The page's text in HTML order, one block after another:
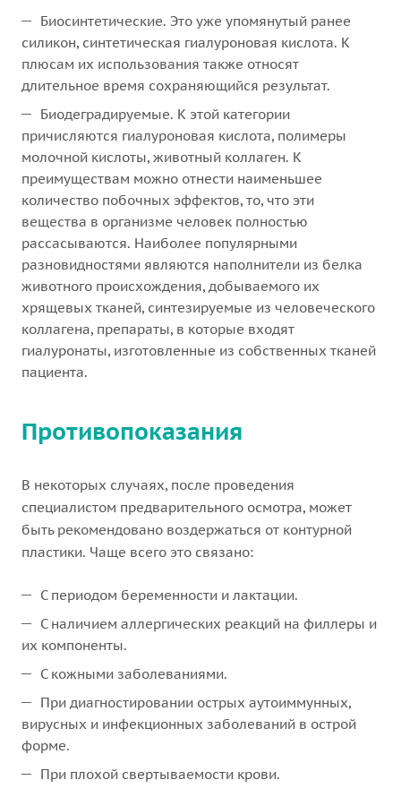
Биосинтетические. Это уже упомянутый ранее
силикон, синтетическая гиалуроновая кислота. К
плюсам их использования также относят
длительное время сохраняющийся результат.
Биодеградируемые. К этой категории
причисляются гиалуроновая кислота, полимеры
молочной кислоты, животный коллаген. К
преимуществам можно отнести наименьшее
количество побочных эффектов, то, что эти
вещества в организме человек полностью
рассасываются. Наиболее популярными
разновидностями являются наполнители из белка
животного происхождения, добываемого их
хрящевых тканей, синтезируемые из человеческого
коллагена, препараты, в которые входят
гиалуронаты, изготовленные из собственных тканей
пациента.
Противопоказания
В некоторых случаях, после проведения
специалистом предварительного осмотра, может
быть рекомендовано воздержаться от контурной
пластики. Чаще всего это связано:
С периодом беременности и лактации.
С наличием аллергических реакций на филлеры и
их компоненты.
С кожными заболеваниями.
При диагностировании острых аутоиммунных,
вирусных и инфекционных заболеваний в острой
форме.
При плохой свертываемости крови.